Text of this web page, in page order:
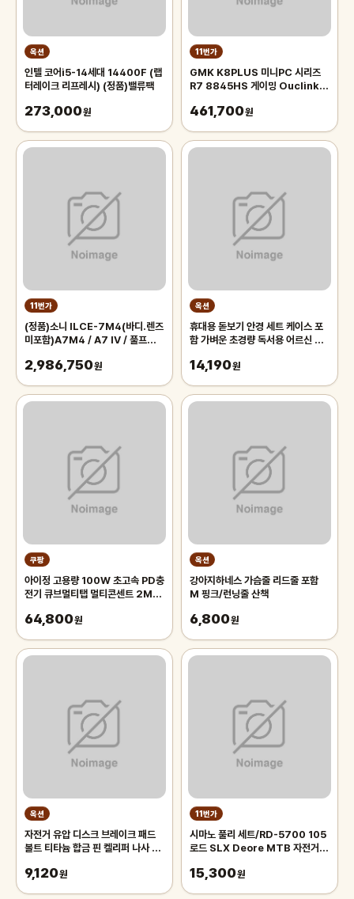
옥션
인텔 코어i5-14세대 14400F (랩
터레이크 리프레시) (정품)밸류팩
273,000원
11번가
GMK K8PLUS 미니PC 시리즈
R7 8845HS 게이밍 Ouclink
함
461,700원
11번가
(정품)소니 ILCE-7M4(바디.렌즈
미포함)A7M4 / A7 IV / 풀프레임
2,986,750원
옥션
휴대용 돋보기 안경 세트 케이스 포
함 가벼운 초경량 독서용 어르신 노
남성
14,190원
쿠팡
아이정 고용량 100W 초고속 PD충
전기 큐브멀티탭 멀티콘센트 2M,
64,800원
옥션
강아지하네스 가슴줄 리드줄 포함
M 핑크/런닝줄 산책
6,800원
옥션
자전거 유압 디스크 브레이크 패드
볼트 티타늄 합금 핀 켈리퍼 나사 리
9,120원
11번가
시마노 풀리 세트/RD-5700 105
로드 SLX Deore MTB 자전거
M7000 호환 Y5XH98120
15,300원